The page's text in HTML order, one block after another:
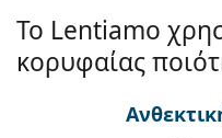
Το Lentiamo
κορυφαίας